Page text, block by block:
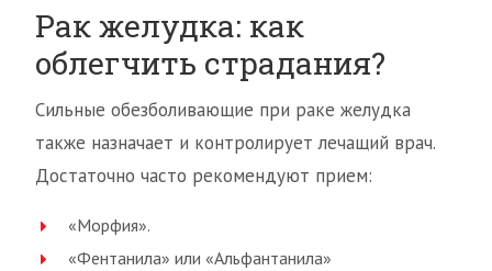
Рак желудка: как
облегчить страдания?
Сильные обезболивающие при раке желудка
также назначает и контролирует лечащий врач.
Достаточно часто рекомендуют прием:
«Морфия».
«Фентанила» или «Альфантанила»